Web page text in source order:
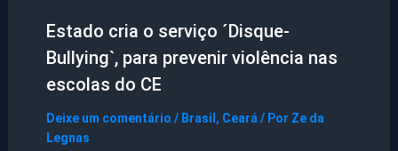
Estado cria o serviço ´Disque-
Bullying`, para prevenir violência nas
escolas do CE
Deixe um comentário / Brasil , Ceará / Por Ze da
Legnas